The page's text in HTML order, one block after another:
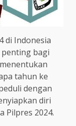
di Indonesia
bagi
tahun ke
dengan
diri
Pilpres 2024.